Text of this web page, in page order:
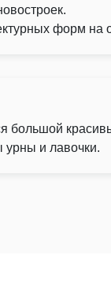
форм на
большой
урны и лавочки.